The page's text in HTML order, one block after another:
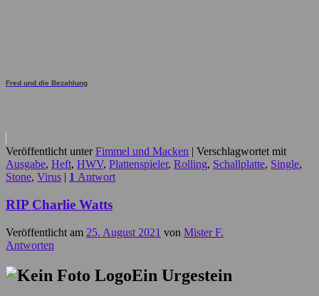
Fred und die Bezahlung
Veröffentlicht unter Fimmel und Macken | Verschlagwortet mit
Ausgabe, Heft, HWV, Plattenspieler, Rolling, Schallplatte, Single,
Stone, Virus | 1 Antwort
RIP Charlie Watts
Veröffentlicht am 25. August 2021 von Mister F.
Antworten
Ein Urgestein